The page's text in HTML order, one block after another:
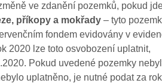
ve zdanění pozemků, pokud
příkopy a mokřady – tyto
fondem evidovány v
2020 lze toto osvobození uplatnit,
Pokud uvedené pozemky
uplatněno, je nutné podat za rok